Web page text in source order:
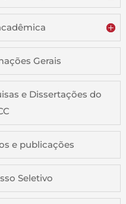
Gerais
e Dissertações do
e publicações
Seletivo